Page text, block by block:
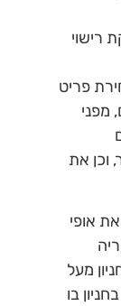
רישוי
פריט
מפני
וכן את
אופי
מעל
בו